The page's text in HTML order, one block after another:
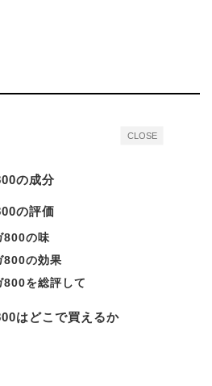
CLOSE
の成分
の評価
800の味
800の効果
を総評して
はどこで買えるか